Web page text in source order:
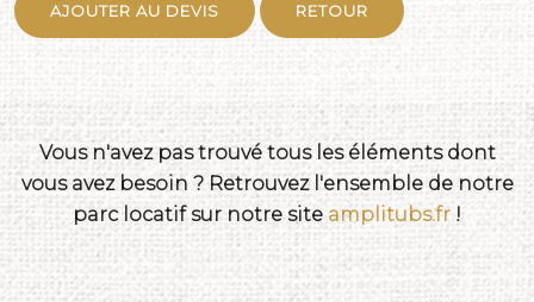
AJOUTER AU DEVIS RETOUR
Vous n'avez pas trouvé tous les éléments dont
vous avez besoin ? Retrouvez l'ensemble de notre
parc locatif sur notre site amplitubs.fr !